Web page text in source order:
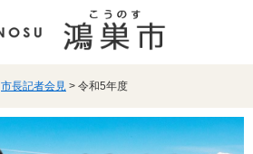
市長記者会見 > 令和5年度